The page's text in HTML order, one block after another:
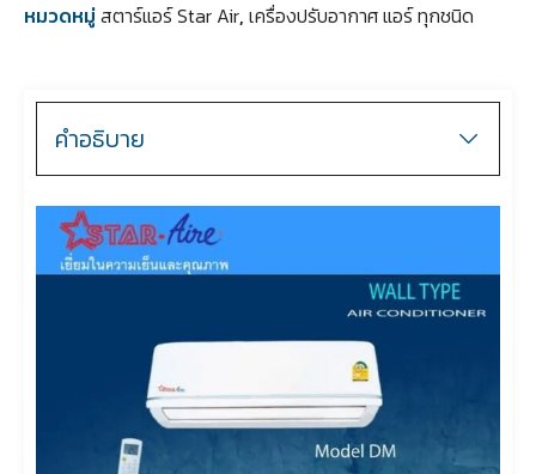
หมวดหมู่สตาร์แอร์ Star Air, เครื่องปรับอากาศ แอร์ ทุกชนิด
คำอธิบาย